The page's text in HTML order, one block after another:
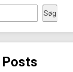
Søg
Posts